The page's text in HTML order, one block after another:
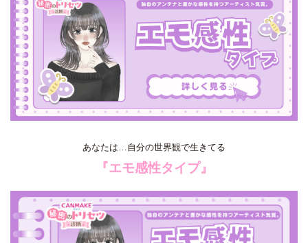
あなたは…自分の世界観で生きてる
『エモ感性タイプ』